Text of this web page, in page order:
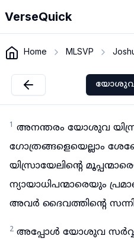
VerseQuick
Home MLSVP
യോശുവ -
1 അനന്തരം യോശുവ
ഗോത്രങ്ങളെയെല്ലാം
യിസ്രായേലിന്റെ
ന്യായാധിപന്മാരെയും
അവർ ദൈവത്തിന്റെ
2 അപ്പോൾ യോശുവ